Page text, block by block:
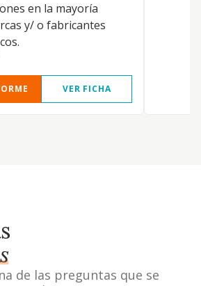
en la mayoría
y/ o fabricantes
VER FICHA
de las preguntas que se